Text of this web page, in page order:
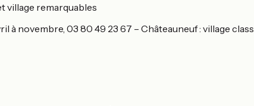
village remarquables
à novembre, 03 80 49 23 67 – Châteauneuf : village